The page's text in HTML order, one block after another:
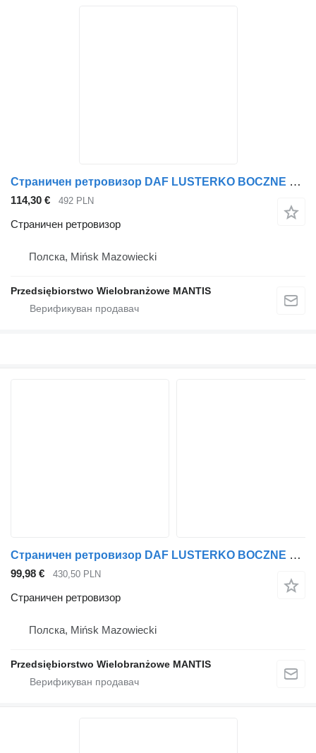
Страничен ретровизор DAF LUSTERKO BOCZNE KOMPLETNE DAF XF 105 EURO 5 ORYGINAŁ LEWE за камион влекач
114,30 € 492 PLN
Страничен ретровизор
Полска, Mińsk Mazowiecki
Przedsiębiorstwo Wielobranżowe MANTIS
Страничен ретровизор DAF LUSTERKO BOCZNE KOMPLETNE DAF XF 105 EURO 5 PRAWE DUŻY WYBÓR за камион влекач
99,98 € 430,50 PLN
Страничен ретровизор
Полска, Mińsk Mazowiecki
Przedsiębiorstwo Wielobranżowe MANTIS